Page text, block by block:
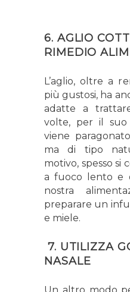
6. AGLIO
RIMEDIO
L’aglio, oltre a
più gustosi, ha
adatte a
volte, per il
viene
ma di tipo
motivo, spesso si
a fuoco lento e
nostra
preparare un
e miele.
7. UTILIZZA
NASALE